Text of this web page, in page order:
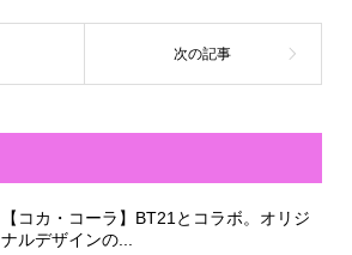
【コカ・コーラ】BT21とコラボ。オリジ
ナルデザインの...